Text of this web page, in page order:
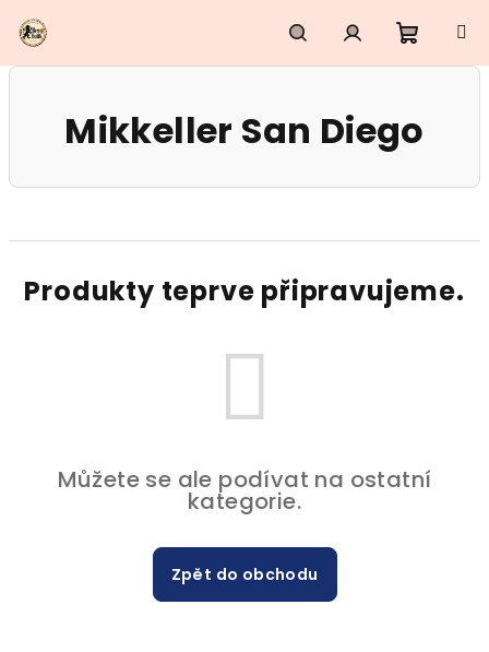
na
obsah
HledatPřihlášení
košík
Mikkeller San Diego
Produkty teprve připravujeme.
Můžete se ale podívat na ostatní
kategorie.
Zpět do obchodu